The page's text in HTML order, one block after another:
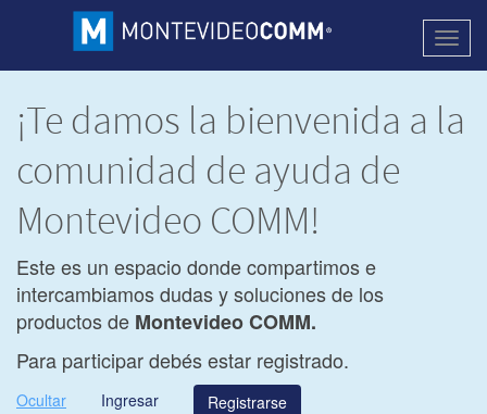
¡Te damos la bienvenida a la
comunidad de ayuda de
Montevideo COMM!
Este es un espacio donde compartimos e
intercambiamos dudas y soluciones de los
productos de Montevideo COMM.
Para participar debés estar registrado.
Ocultar Ingresar Registrarse